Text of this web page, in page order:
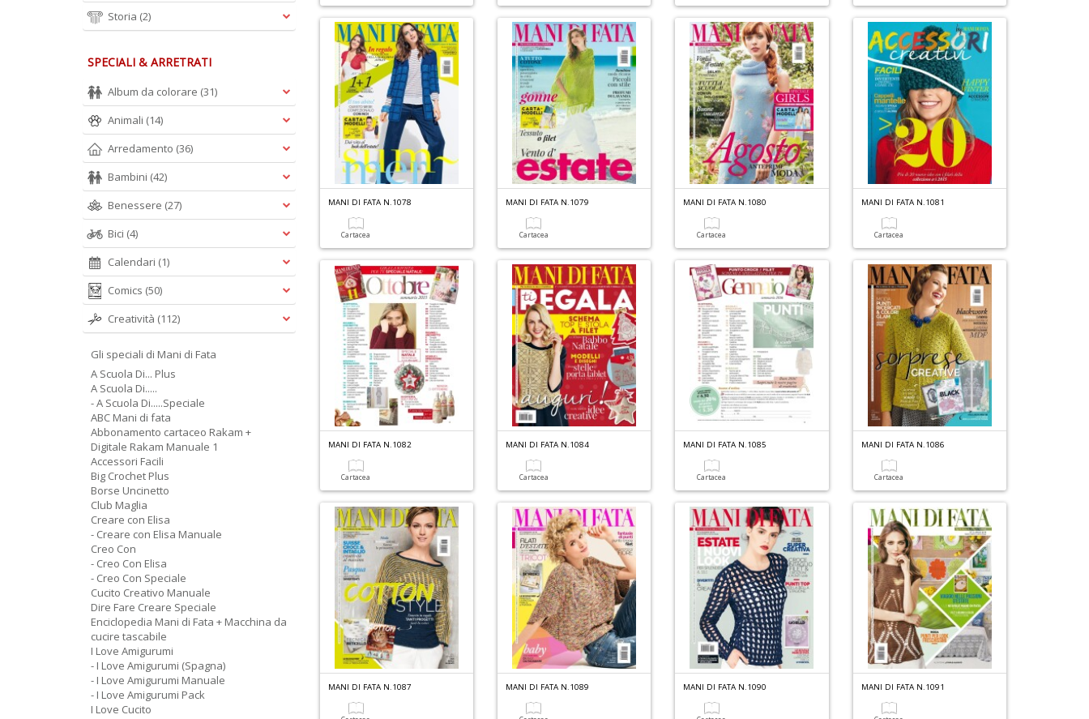
MANI DI FATA N.1078
Cartacea
MANI DI FATA N.1079
Cartacea
MANI DI FATA N.1080
Cartacea
MANI DI FATA N.1081
Cartacea
MANI DI FATA N.1082
Cartacea
MANI DI FATA N.1084
Cartacea
MANI DI FATA N.1085
Cartacea
MANI DI FATA N.1086
Cartacea
MANI DI FATA N.1087 MANI DI FATA N.1089 MANI DI FATA N.1090 MANI DI FATA N.1091
Storia (2)
SPECIALI & ARRETRATI
Album da colorare (31)
Animali (14)
Arredamento (36)
Bambini (42)
Benessere (27)
Bici (4)
Calendari (1)
Comics (50)
Creatività (112)
Gli speciali di Mani di Fata
A Scuola Di... Plus
A Scuola Di.....
- A Scuola Di.....Speciale
ABC Mani di fata
Abbonamento cartaceo Rakam +
Digitale Rakam Manuale 1
Accessori Facili
Big Crochet Plus
Borse Uncinetto
Club Maglia
Creare con Elisa
- Creare con Elisa Manuale
Creo Con
- Creo Con Elisa
- Creo Con Speciale
Cucito Creativo Manuale
Dire Fare Creare Speciale
Enciclopedia Mani di Fata + Macchina da
cucire tascabile
I Love Amigurumi
- I Love Amigurumi (Spagna)
- I Love Amigurumi Manuale
- I Love Amigurumi Pack
I Love Cucito